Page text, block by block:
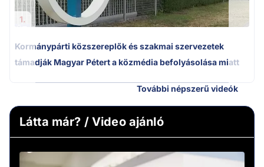
1.
Kormánypárti közszereplők és szakmai szervezetek
támadják Magyar Pétert a közmédia befolyásolása miatt
További népszerű videók
Látta már? / Video ajánló